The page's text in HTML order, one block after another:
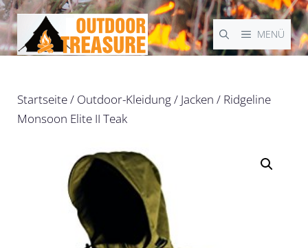
Zum
Inhalt
springen
MENÜ
Startseite/ Outdoor-Kleidung/ Jacken / Ridgeline
Monsoon Elite II Teak